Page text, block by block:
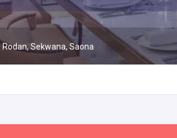
Rodan, Sekwana, Saona